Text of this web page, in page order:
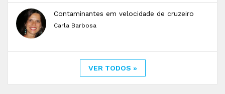
Contaminantes em velocidade de cruzeiro
Carla Barbosa
VER TODOS »